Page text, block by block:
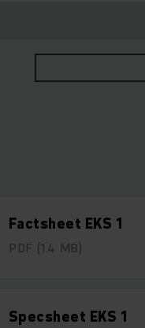
Factsheet EKS 1
PDF (1.4 MB)
Specsheet EKS 1